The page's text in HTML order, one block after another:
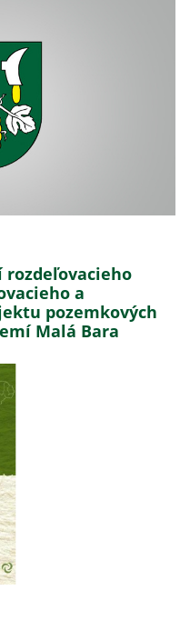
rozdeľovacieho
a
pozemkových
Malá Bara